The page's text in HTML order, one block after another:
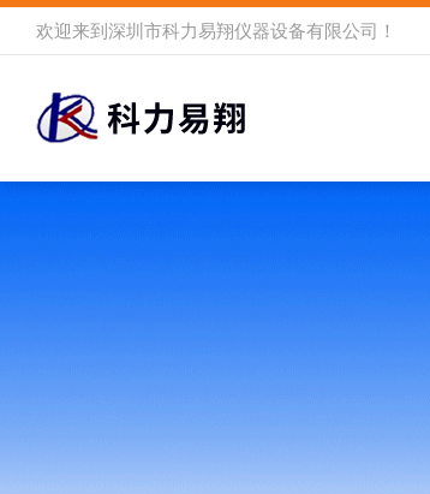
欢迎来到 深圳市科力易翔仪器设备有限公司 ！